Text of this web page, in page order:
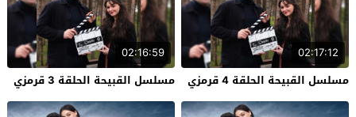
02:17:12
مسلسل القبيحة الحلقة 4 قرمزي
02:16:59
مسلسل القبيحة الحلقة 3 قرمزي